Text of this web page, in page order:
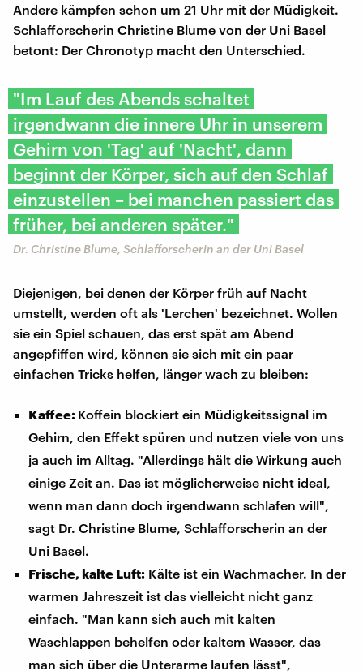
Andere kämpfen schon um 21 Uhr mit der Müdigkeit.
Schlafforscherin Christine Blume von der Uni Basel
betont: Der Chronotyp macht den Unterschied.
"Im Lauf des Abends schaltet
irgendwann die innere Uhr in unserem
Gehirn von 'Tag' auf 'Nacht', dann
beginnt der Körper, sich auf den Schlaf
einzustellen – bei manchen passiert das
früher, bei anderen später."
Dr. Christine Blume, Schlafforscherin an der Uni Basel
Diejenigen, bei denen der Körper früh auf Nacht
umstellt, werden oft als 'Lerchen' bezeichnet. Wollen
sie ein Spiel schauen, das erst spät am Abend
angepfiffen wird, können sie sich mit ein paar
einfachen Tricks helfen, länger wach zu bleiben:
Kaffee: Koffein blockiert ein Müdigkeitssignal im
Gehirn, den Effekt spüren und nutzen viele von uns
ja auch im Alltag. "Allerdings hält die Wirkung auch
einige Zeit an. Das ist möglicherweise nicht ideal,
wenn man dann doch irgendwann schlafen will",
sagt Dr. Christine Blume, Schlafforscherin an der
Uni Basel.
Frische, kalte Luft: Kälte ist ein Wachmacher. In der
warmen Jahreszeit ist das vielleicht nicht ganz
einfach. "Man kann sich auch mit kalten
Waschlappen behelfen oder kaltem Wasser, das
man sich über die Unterarme laufen lässt",